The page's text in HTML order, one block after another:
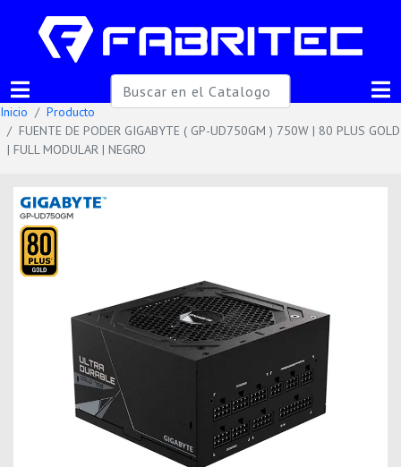
Inicio
Producto
FUENTE DE PODER GIGABYTE ( GP-UD750GM ) 750W | 80 PLUS GOLD
| FULL MODULAR | NEGRO